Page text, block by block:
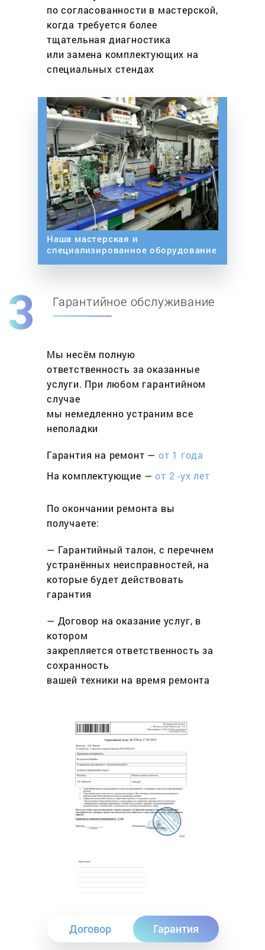
по согласованности в мастерской,
когда требуется более
тщательная диагностика
или замена комплектующих на
специальных стендах
Наша мастерская и
специализированное оборудование
Гарантийное обслуживание
Мы несём полную
ответственность за оказанные
услуги. При любом гарантийном
cлучае
мы немедленно устраним все
неполадки
Гарантия на ремонт — от 1 года
На комплектующие —от 2 -ух лет
По окончании ремонта вы
получаете:
— Гарантийный талон, с перечнем
устранённых неисправностей, на
которые будет действовать
гарантия
— Договор на оказание услуг, в
котором
закрепляется ответственность за
сохранность
вашей техники на время ремонта
Договор Гарантия